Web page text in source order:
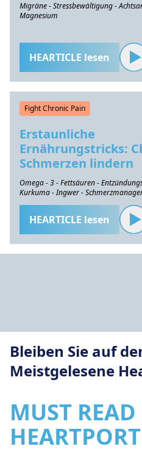
Migräne - Stressbewältigung -
Magnesium
HEARTICLE lesen
Fight Chronic Pain
Erstaunliche
Ernährungstricks:
Schmerzen lindern
Omega - 3 - Fettsäuren -
Kurkuma - Ingwer -
HEARTICLE lesen
Bleiben Sie auf
Meistgelesene
MUST
HEARTPORT